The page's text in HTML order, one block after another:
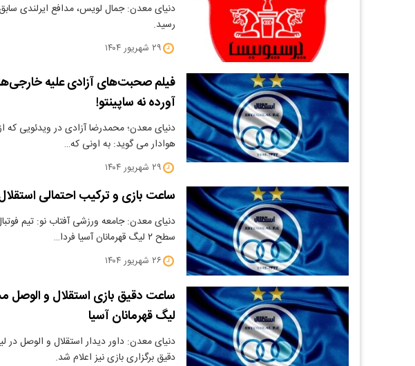
دنیای معدن: جمال لویس، مدافع ایرلندی سابق
رسید.
۲۹ شهریور ۱۴۰۴
فیلم صحبت‌های آزادی علیه
آورده نه ساپینتو!
​دنیای معدن؛ محمدرضا آزادی در ویدئویی که
هوادار می گوید: به اونی که…
۲۹ شهریور ۱۴۰۴
ساعت بازی و ترکیب احتمالی
دنیای معدن: جامعه ورزشی آفتاب نو: تیم
سطح ۲ لیگ قهرمانان آسیا فردا…
۲۶ شهریور ۱۴۰۴
ساعت دقیق بازی استقلال و
لیگ قهرمانان آسیا
دنیای معدن: داور دیدار استقلال و الوصل
دقیق برگزاری بازی نیز اعلام شد.